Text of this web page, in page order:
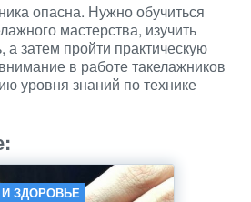
опасна. Нужно обучиться
мастерства, изучить
а затем пройти практическую
в работе такелажников
уровня знаний по технике
ЗДОРОВЬЕ